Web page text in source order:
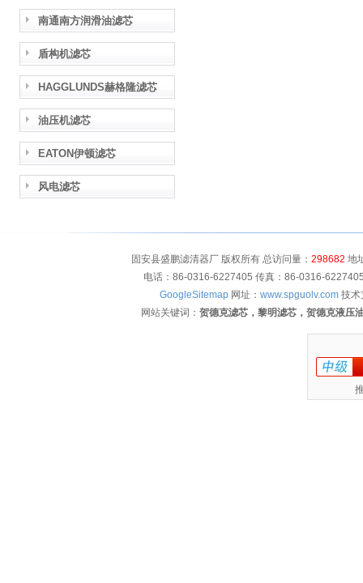
南通南方润滑油滤芯
盾构机滤芯
HAGGLUNDS赫格隆滤芯
油压机滤芯
EATON伊顿滤芯
风电滤芯
固安县盛鹏滤清器厂 版权所有 总访问量： 298682 地
电话：86-0316-6227405 传真：86-0316-
GoogleSitemap 网址： www.spguolv.com 技术
网站关键词： 贺德克滤芯，黎明滤芯，贺德克液压